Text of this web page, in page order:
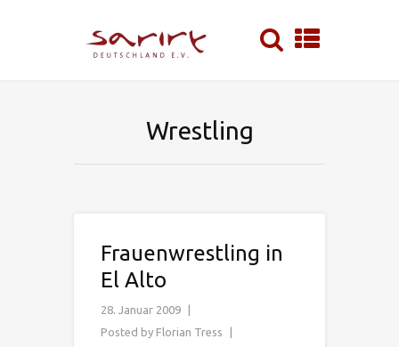
Wrestling
Frauenwrestling in
El Alto
28. Januar 2009
Posted by Florian Tress